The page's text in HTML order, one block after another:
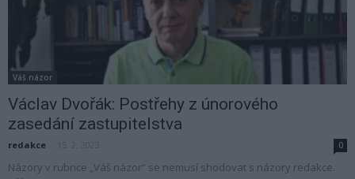
Váš názor
Václav Dvořák: Postřehy z únorového
zasedání zastupitelstva
redakce 0
Názory v rubrice „Váš názor“ se nemusí shodovat s názory redakce.